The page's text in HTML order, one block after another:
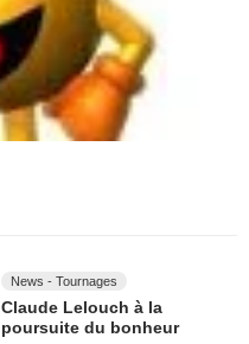
News - Tournages
Claude Lelouch à la
poursuite du bonheur